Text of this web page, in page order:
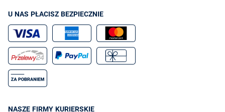
U NAS PŁACISZ BEZPIECZNIE
NASZE FIRMY KURIERSKIE